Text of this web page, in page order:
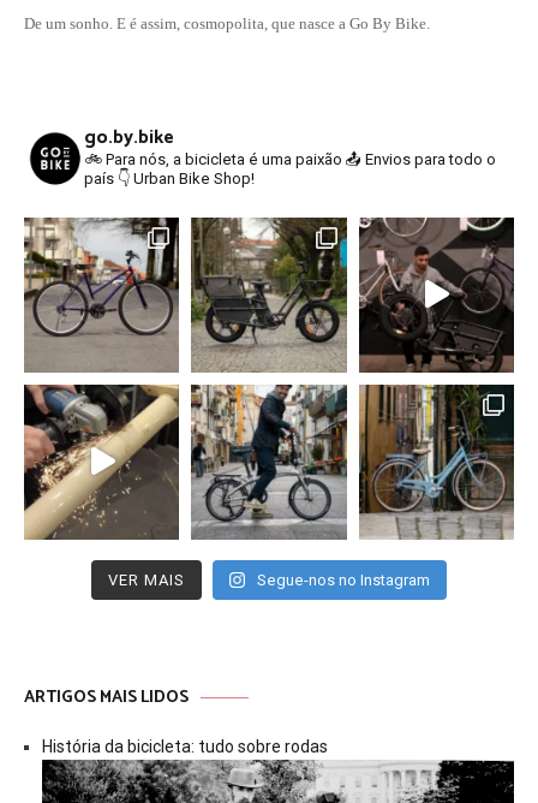
De um sonho. E é assim, cosmopolita, que nasce a Go By Bike.
go.by.bike
🚲 Para nós, a bicicleta é uma paixão 📤 Envios para todo o
país 👇 Urban Bike Shop!
VER MAIS Segue-nos no Instagram
ARTIGOS MAIS LIDOS
História da bicicleta: tudo sobre rodas